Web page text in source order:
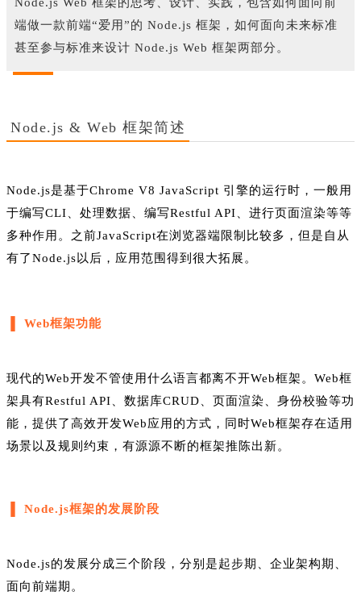
Node.js Web 框架的思考、设计、实践，包含如何面向前
端做一款前端“爱用”的 Node.js 框架，如何面向未来标准
甚至参与标准来设计 Node.js Web 框架两部分。
Node.js & Web 框架简述
Node.js是基于Chrome V8 JavaScript 引擎的运行时，一般用
于编写CLI、处理数据、编写Restful API、进行页面渲染等等
多种作用。之前JavaScript在浏览器端限制比较多，但是自从
有了Node.js以后，应用范围得到很大拓展。
▐ Web框架功能
现代的Web开发不管使用什么语言都离不开Web框架。Web框
架具有Restful API、数据库CRUD、页面渲染、身份校验等功
能，提供了高效开发Web应用的方式，同时Web框架存在适用
场景以及规则约束，有源源不断的框架推陈出新。
▐ Node.js框架的发展阶段
Node.js的发展分成三个阶段，分别是起步期、企业架构期、
面向前端期。